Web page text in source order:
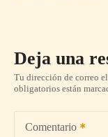
Deja una
Tu dirección de correo
obligatorios están
Comentario